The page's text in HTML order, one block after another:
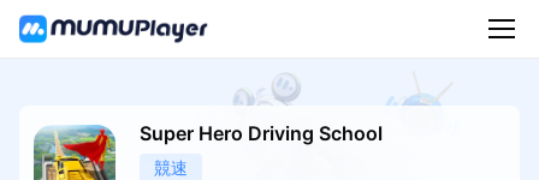
Super Hero Driving School
競速